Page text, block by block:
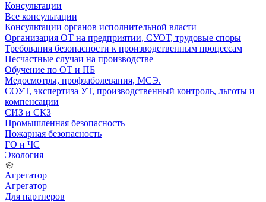
Консультации
Все консультации
Консультации органов исполнительной власти
Организация ОТ на предприятии, СУОТ, трудовые споры
Требования безопасности к производственным процессам
Несчастные случаи на производстве
Обучение по ОТ и ПБ
Медосмотры, профзаболевания, МСЭ.
СОУТ, экспертиза УТ, производственный контроль, льготы и
компенсации
СИЗ и СКЗ
Промышленная безопасность
Пожарная безопасность
ГО и ЧС
Экология
Агрегатор
Агрегатор
Для партнеров